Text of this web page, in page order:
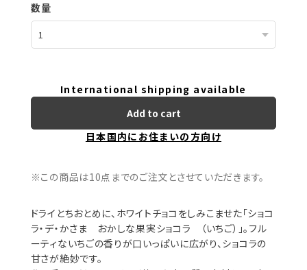
数量
International shipping available
Add to cart
日本国内にお住まいの方向け
※この商品は10点までのご注文とさせていただきます。
ドライとちおとめに、ホワイトチョコをしみこませた「ショコ
ラ・デ・かさま おかしな果実ショコラ （いちご）」。フル
ーティないちごの香りが口いっぱいに広がり、ショコラの
甘さが絶妙です。